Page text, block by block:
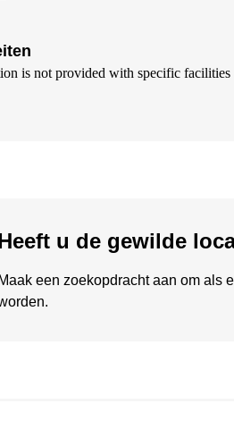
is not provided with specific facilities
u de gewilde
Maak een zoekopdracht aan om als